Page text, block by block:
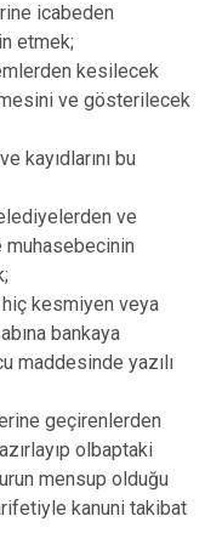
icabeden
etmek;
kesilecek
ve gösterilecek
kayıdlarını bu
ve
hiç kesmiyen veya
bankaya
maddesinde yazılı
geçirenlerden
olbaptaki
mensup olduğu
kanuni takibat